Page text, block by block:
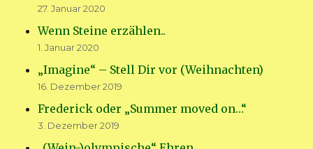
27. Januar 2020
Wenn Steine erzählen..
1. Januar 2020
„Imagine“ – Stell Dir vor (Weihnachten)
16. Dezember 2019
Frederick oder „Summer moved on…“
3. Dezember 2019